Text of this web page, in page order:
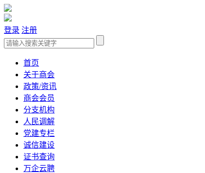
登录 注册
首页
关于商会
政策/资讯
商会会员
分支机构
人民调解
党建专栏
诚信建设
证书查询
万企云聘